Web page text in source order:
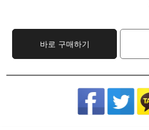
바로 구매하기